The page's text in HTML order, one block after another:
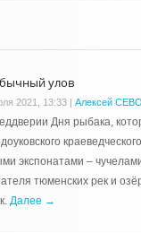
улов
2021, 13:33 | Алексей
Дня рыбака,
экспонатами –
тюменских рек и
Далее →